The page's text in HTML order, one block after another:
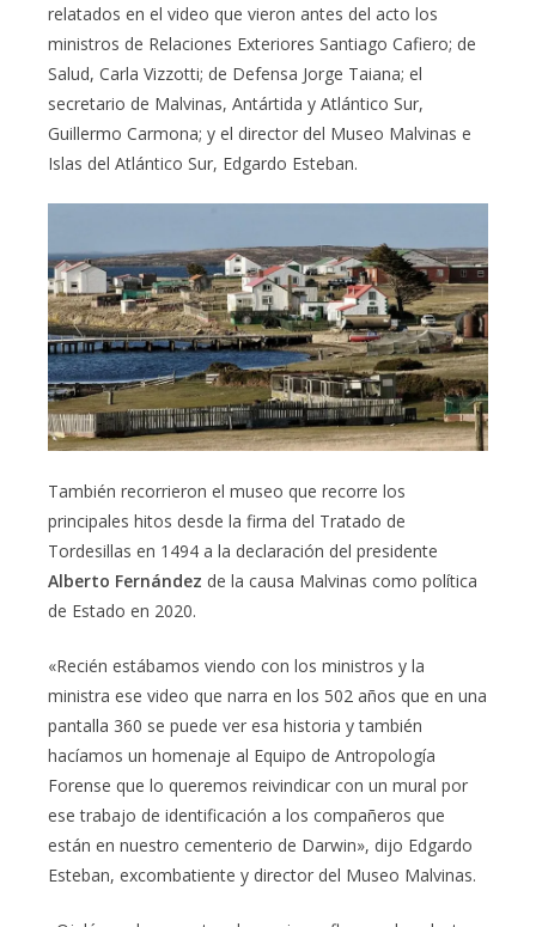
relatados en el video que vieron antes del acto los
ministros de Relaciones Exteriores Santiago Cafiero; de
Salud, Carla Vizzotti; de Defensa Jorge Taiana; el
secretario de Malvinas, Antártida y Atlántico Sur,
Guillermo Carmona; y el director del Museo Malvinas e
Islas del Atlántico Sur, Edgardo Esteban.
También recorrieron el museo que recorre los
principales hitos desde la firma del Tratado de
Tordesillas en 1494 a la declaración del presidente
Alberto Fernández de la causa Malvinas como política
de Estado en 2020.
«Recién estábamos viendo con los ministros y la
ministra ese video que narra en los 502 años que en una
pantalla 360 se puede ver esa historia y también
hacíamos un homenaje al Equipo de Antropología
Forense que lo queremos reivindicar con un mural por
ese trabajo de identificación a los compañeros que
están en nuestro cementerio de Darwin», dijo Edgardo
Esteban, excombatiente y director del Museo Malvinas.